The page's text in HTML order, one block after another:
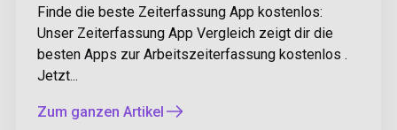
Finde die beste Zeiterfassung App kostenlos:
Unser Zeiterfassung App Vergleich zeigt dir die
besten Apps zur Arbeitszeiterfassung kostenlos .
Jetzt...
Zum ganzen Artikel